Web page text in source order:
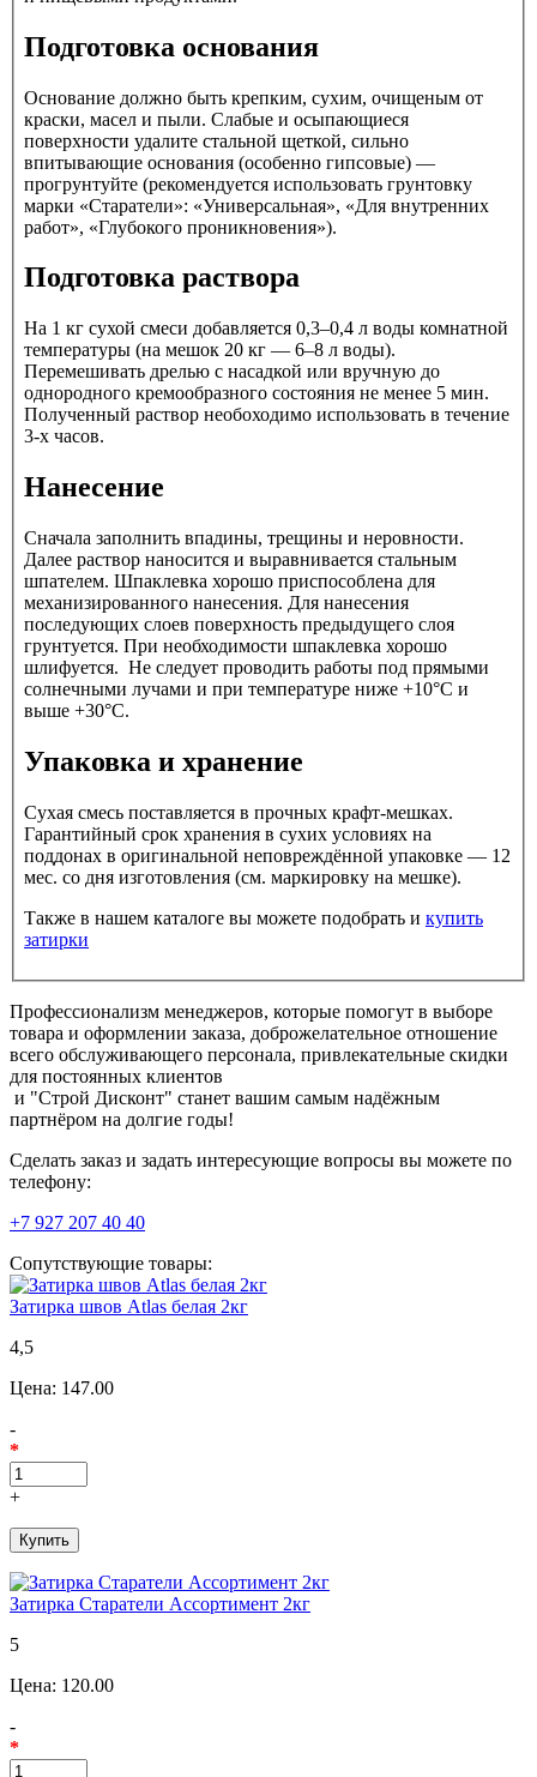
Подготовка основания
Основание должно быть крепким, сухим, очищеным от
краски, масел и пыли. Слабые и осыпающиеся
поверхности удалите стальной щеткой, сильно
впитывающие основания (особенно гипсовые) —
прогрунтуйте (рекомендуется использовать грунтовку
марки «Старатели»: «Универсальная», «Для внутренних
работ», «Глубокого проникновения»).
Подготовка раствора
На 1 кг сухой смеси добавляется 0,3–0,4 л воды комнатной
температуры (на мешок 20 кг — 6–8 л воды).
Перемешивать дрелью с насадкой или вручную до
однородного кремообразного состояния не менее 5 мин.
Полученный раствор необоходимо использовать в течение
3-х часов.
Нанесение
Сначала заполнить впадины, трещины и неровности.
Далее раствор наносится и выравнивается стальным
шпателем. Шпаклевка хорошо приспособлена для
механизированного нанесения. Для нанесения
последующих слоев поверхность предыдущего слоя
грунтуется. При необходимости шпаклевка хорошо
шлифуется. Не следует проводить работы под прямыми
солнечными лучами и при температуре ниже +10°С и
выше +30°С.
Упаковка и хранение
Сухая смесь поставляется в прочных крафт-мешках.
Гарантийный срок хранения в сухих условиях на
поддонах в оригинальной неповреждённой упаковке — 12
мес. со дня изготовления (см. маркировку на мешке).
Также в нашем каталоге вы можете подобрать и купить
затирки
Профессионализм менеджеров, которые помогут в выборе
товара и оформлении заказа, доброжелательное отношение
всего обслуживающего персонала, привлекательные скидки
для постоянных клиентов
и "Строй Дисконт" станет вашим самым надёжным
партнёром на долгие годы!
Сделать заказ и задать интересующие вопросы вы можете по
телефону:
+7 927 207 40 40
Сопутствующие товары:
Затирка швов Atlas белая 2кг
4,5
Цена: 147.00
-
*
+
Затирка Старатели Ассортимент 2кг
5
Цена: 120.00
-
*